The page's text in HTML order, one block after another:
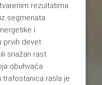
rezultatima
segmenata
i
prvih devet
snažan rast
obuhvaća
trafostanica rasla je